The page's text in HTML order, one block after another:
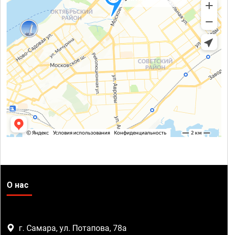
О нас
г. Самара, ул. Потапова, 78а